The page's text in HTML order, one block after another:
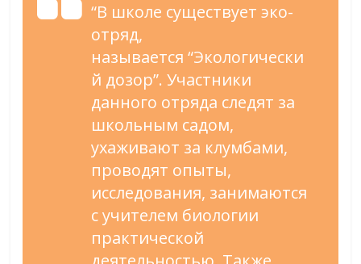
“В школе существует эко-
отряд,
называется “Экологически
й дозор”. Участники
данного отряда следят за
школьным садом,
ухаживают за клумбами,
проводят опыты,
исследования, занимаются
с учителем биологии
практической